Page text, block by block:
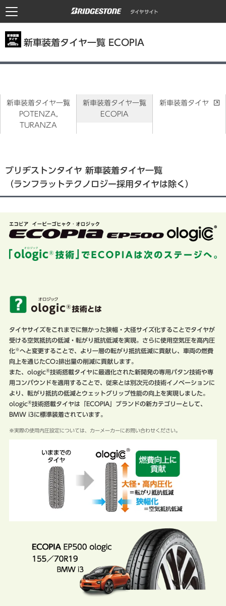
新車装着タイヤ一覧 ECOPIA
新車装着タイヤ一覧
POTENZA,
TURANZA
新車装着タイヤ一覧
ECOPIA
新車装着タイヤ
ブリヂストンタイヤ 新車装着タイヤ一覧
（ランフラットテクノロジー採用タイヤは除く）
タイヤサイズをこれまでに無かった狭幅・大径サイズ化することでタイヤが
受ける空気抵抗の低減・転がり抵抗低減を実現。さらに使用空気圧を高内圧
化※へと変更することで、より一層の転がり抵抗低減に貢献し、車両の燃費
向上を通じたCO2排出量の削減に貢献します。
また、ologic®技術搭載タイヤに最適化された新開発の専用パタン技術や専
用コンパウンドを適用することで、従来とは別次元の技術イノベーションに
より、転がり抵抗の低減とウェットグリップ性能の向上を実現しました。
ologic®技術搭載タイヤは「ECOPIA」ブランドの新カテゴリーとして、
BMW i3に標準装着されています。
※実際の使用内圧設定については、カーメーカーにお問い合わせください。